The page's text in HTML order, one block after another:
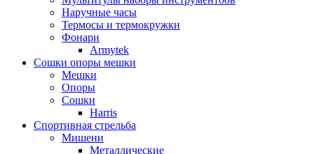
Наручные часы
Термосы и термокружки
Фонари
Armytek
Сошки опоры мешки
Мешки
Опоры
Сошки
Harris
Спортивная стрельба
Мишени
Металлические